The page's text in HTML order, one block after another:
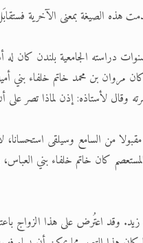
هذه الصيغة بمعنى الآخرية
دراسته الجامعية بلندن كان
مروان بن محمد خاتم خلفاء بني
لأستاذه: إذن لماذا تصر على
من السامع وسيلقى استحسانا،
كان خاتم خلفاء بني
وقد اعتُرض على هذا الزواج